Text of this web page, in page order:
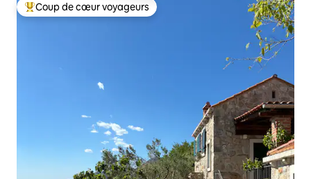
Coups de cœur voyageurs les plus appréciés
Coup de cœur voyageurs